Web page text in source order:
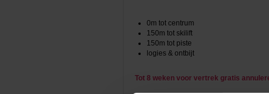
0m tot centrum
150m tot skilift
150m tot piste
logies & ontbijt
Tot 8 weken voor vertrek gratis